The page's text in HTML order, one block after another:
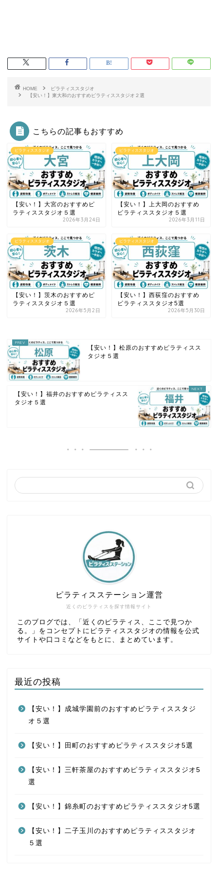
HOME
ピラティススタジオ
【安い！】東大和のおすすめピラティススタジオ２選
こちらの記事もおすすめ
ピラティススタジオ
【安い！】大宮のおすすめピ
ラティススタジオ５選
2026年3月24日
ピラティススタジオ
【安い！】上大岡のおすすめ
ピラティススタジオ５選
2026年3月11日
ピラティススタジオ
【安い！】茨木のおすすめピ
ラティススタジオ５選
2026年5月2日
ピラティススタジオ
【安い！】西荻窪のおすすめ
ピラティススタジオ5選
2026年5月30日
【安い！】松原のおすすめピラティスス
タジオ５選
【安い！】福井のおすすめピラティスス
タジオ５選
近くのピラティスを探す情報サイト
ピラティスステーション運営
このブログでは、「近くのピラティス、ここで見つか
る。」をコンセプトにピラティススタジオの情報を公式
サイトや口コミなどをもとに、まとめています。
最近の投稿
【安い！】成城学園前のおすすめピラティススタジ
オ５選
【安い！】田町のおすすめピラティススタジオ5選
【安い！】三軒茶屋のおすすめピラティススタジオ5
選
【安い！】錦糸町のおすすめピラティススタジオ5選
【安い！】二子玉川のおすすめピラティススタジオ
５選